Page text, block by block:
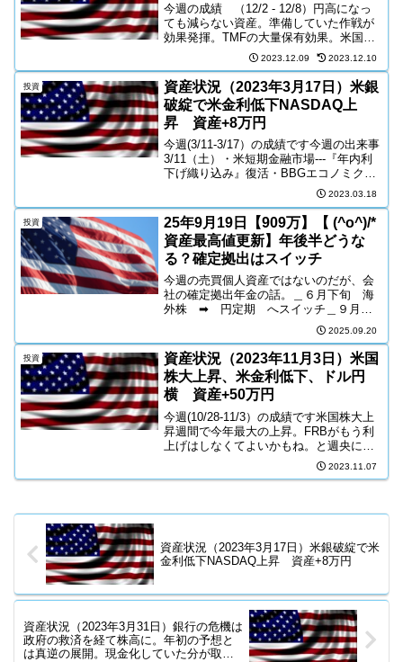
今週の成績 （12/2 - 12/8）円高になっ
ても減らない資産。準備していた作戦が
効果発揮。TMFの大量保有効果。米国金
利低下→円高＆債券高（ ｘ3倍レバ ）今
週は円高転換の起点になるかと思い、一
部株式を売却。その先、円転しようとし
たが、...
2023.12.09 2023.12.10
投資
資産状況（2023年3月17日）米銀
破綻で米金利低下NASDAQ上
昇 資産+8万円
今週(3/11-3/17）の成績です今週の出来事
3/11（土）・米短期金融市場---『年内利
下げ織り込み』復活・BBGエコノミクス-
--3月FOMC、50bp利上げ予想・サマーズ
元財務長官---FEDターミナルレート、
『6%以上』となる確率...
2023.03.18
投資
25年9月19日【909万】【 (^o^)/*
資産最高値更新】年後半どうな
る？確定拠出はスイッチ
今週の売買個人資産ではないのだが、会
社の確定拠出年金の話。＿６月下旬 海
外株 ➡ 円定期 へスイッチ＿９月中
旬 円定期 ➡ 海外株 へスイッチ
（元に戻す）を行った。今年の夏は下げ
ると思ったのに、下げなかった。海外株
でホールドしておけばよかっ...
2025.09.20
投資
資産状況（2023年11月3日）米国
株大上昇、米金利低下、ドル円
横 資産+50万円
今週(10/28-11/3）の成績です米国株大上
昇週間で今年最大の上昇。FRBがもう利
上げはしなくてよいかもね。と週央に言
った後に、金曜の雇用統計が景気後退を
示す数値。完璧に株に有利な状況がそろ
2023.11.07
資産状況（2023年3月17日）米銀破綻で米
金利低下NASDAQ上昇 資産+8万円
資産状況（2023年3月31日）銀行の危機は
政府の救済を経て株高に。年初の予想と
は真逆の展開。現金化していた分が取り